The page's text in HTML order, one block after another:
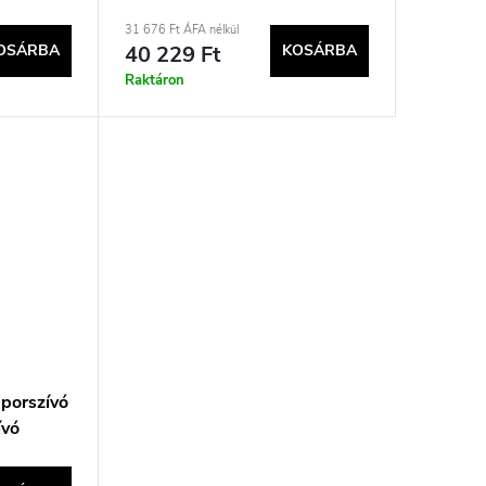
31 676 Ft ÁFA nélkül
40 229 Ft
Raktáron
KOSÁRBA